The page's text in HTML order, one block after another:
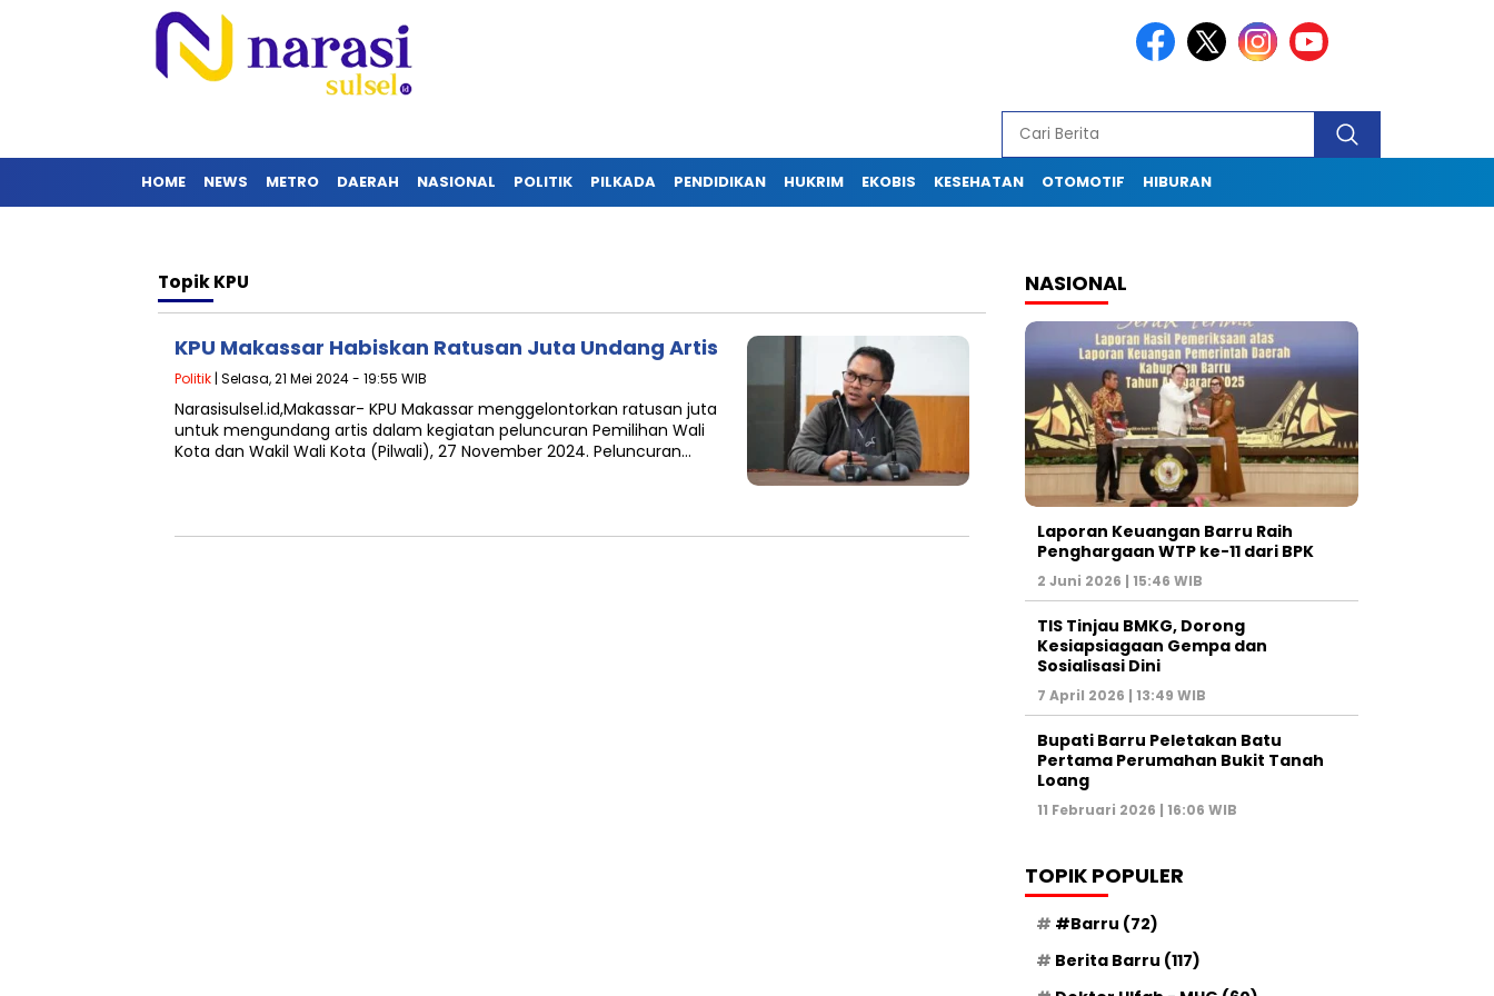
HOME NEWS METRO DAERAH NASIONAL POLITIK PILKADA PENDIDIKAN HUKRIM EKOBIS KESEHATAN OTOMOTIF HIBURAN
TopikKPU
KPU Makassar Habiskan Ratusan Juta Undang Artis
Politik | Selasa, 21 Mei 2024 - 19:55 WIB
Narasisulsel.id,Makassar- KPU Makassar menggelontorkan ratusan juta
untuk mengundang artis dalam kegiatan peluncuran Pemilihan Wali
Kota dan Wakil Wali Kota (Pilwali), 27 November 2024. Peluncuran…
NASIONAL
Laporan Keuangan Barru Raih
Penghargaan WTP ke-11 dari BPK
2 Juni 2026 | 15:46 WIB
TIS Tinjau BMKG, Dorong
Kesiapsiagaan Gempa dan
Sosialisasi Dini
7 April 2026 | 13:49 WIB
Bupati Barru Peletakan Batu
Pertama Perumahan Bukit Tanah
Loang
11 Februari 2026 | 16:06 WIB
TOPIK POPULER
#Barru (72)
Berita Barru (117)